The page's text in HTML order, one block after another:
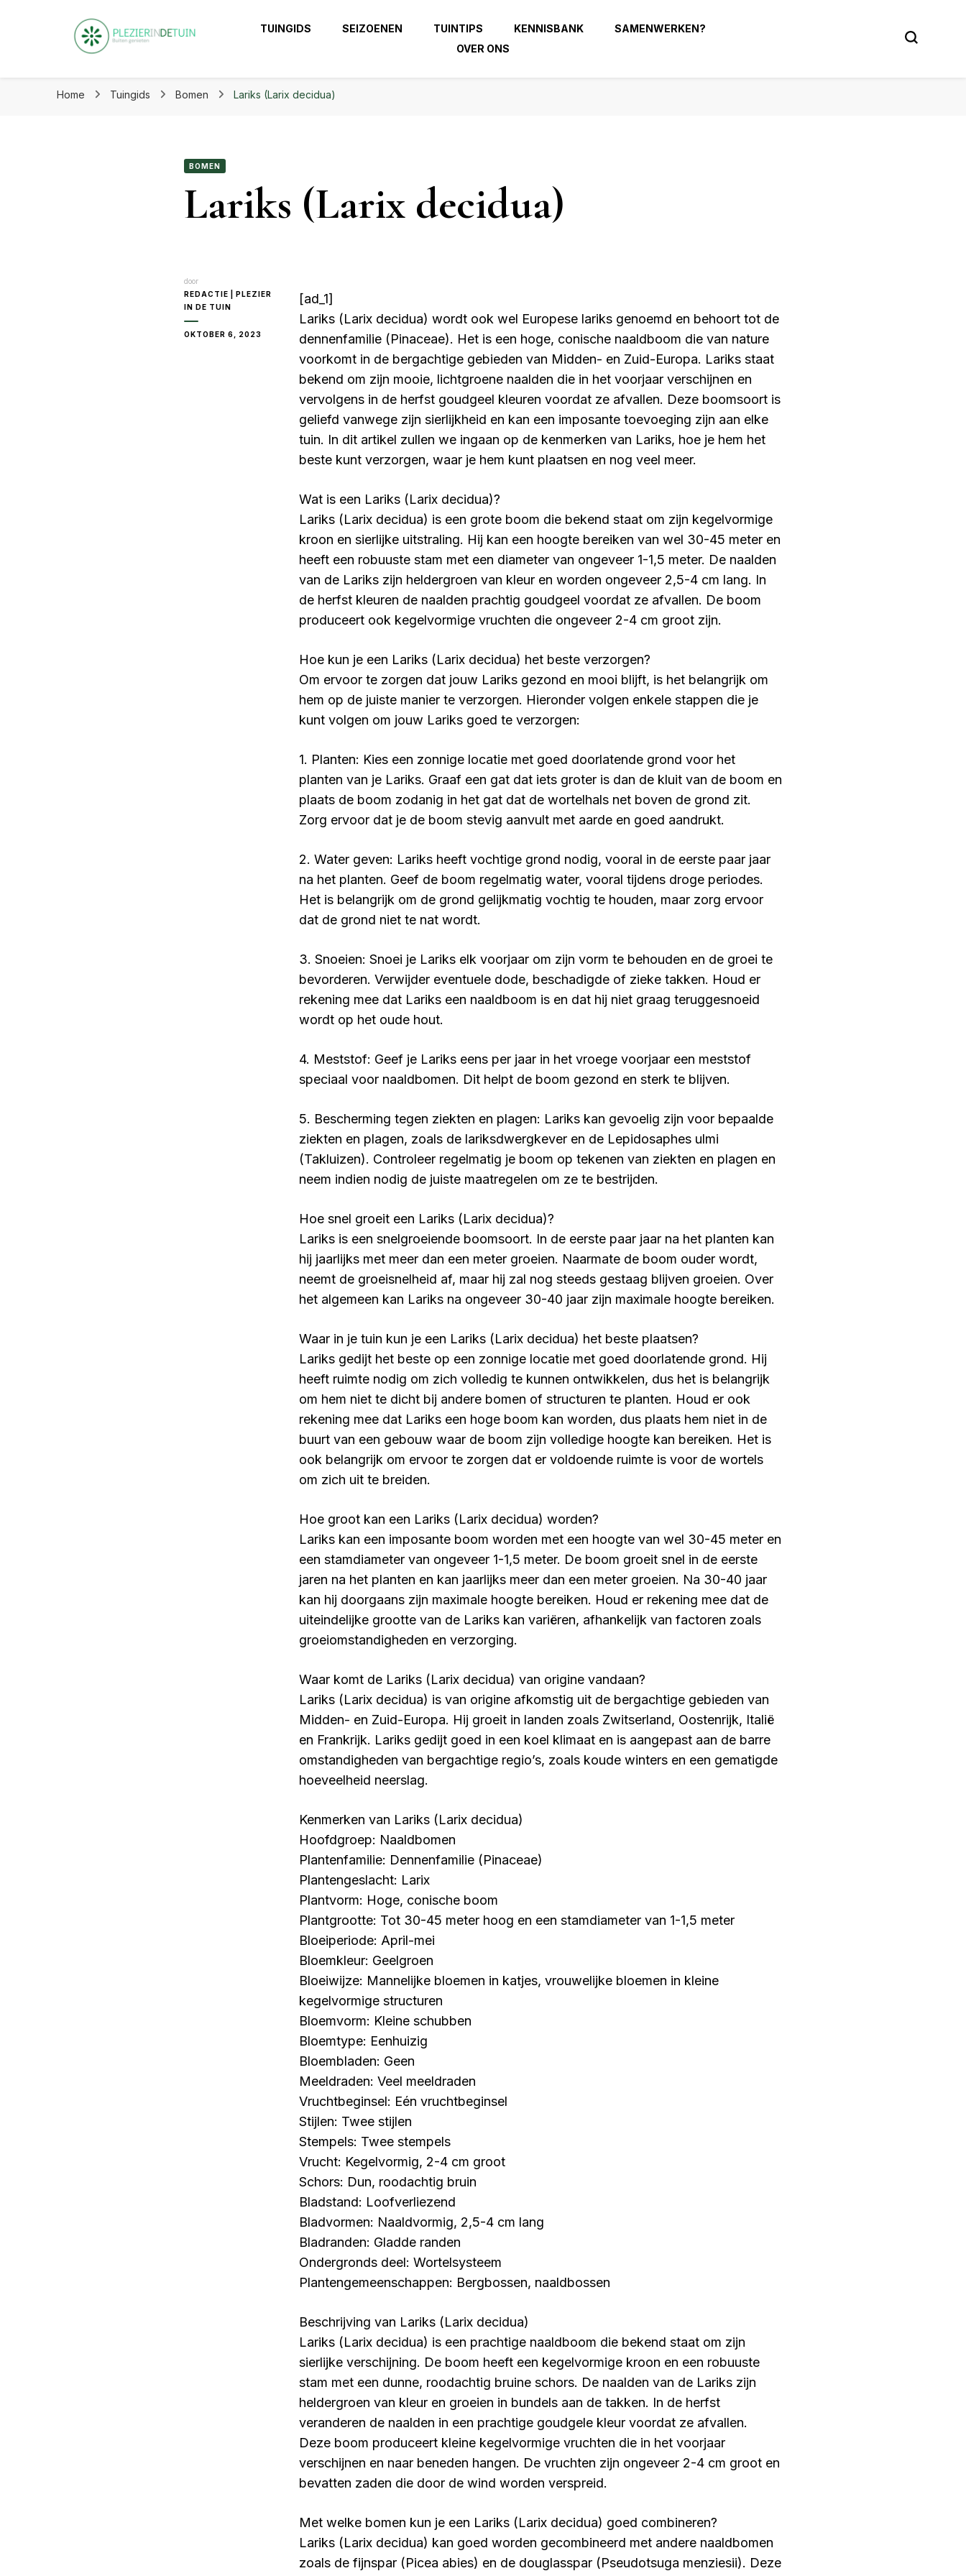
Plezier in de tuin | Haal het beste uit je tuin!
Plezier in de tuin | Haal het beste uit je tuin!
TUINGIDS SEIZOENEN TUINTIPS KENNISBANK
SAMENWERKEN?
OVER ONS
Home Tuingids Bomen Lariks (Larix decidua)
BOMEN
Lariks (Larix decidua)
door
REDACTIE | PLEZIER
IN DE TUIN
OKTOBER 6, 2023
[ad_1]
Lariks (Larix decidua) wordt ook wel Europese lariks genoemd en behoort tot de
dennenfamilie (Pinaceae). Het is een hoge, conische naaldboom die van nature
voorkomt in de bergachtige gebieden van Midden- en Zuid-Europa. Lariks staat
bekend om zijn mooie, lichtgroene naalden die in het voorjaar verschijnen en
vervolgens in de herfst goudgeel kleuren voordat ze afvallen. Deze boomsoort is
geliefd vanwege zijn sierlijkheid en kan een imposante toevoeging zijn aan elke
tuin. In dit artikel zullen we ingaan op de kenmerken van Lariks, hoe je hem het
beste kunt verzorgen, waar je hem kunt plaatsen en nog veel meer.
Wat is een Lariks (Larix decidua)?
Lariks (Larix decidua) is een grote boom die bekend staat om zijn kegelvormige
kroon en sierlijke uitstraling. Hij kan een hoogte bereiken van wel 30-45 meter en
heeft een robuuste stam met een diameter van ongeveer 1-1,5 meter. De naalden
van de Lariks zijn heldergroen van kleur en worden ongeveer 2,5-4 cm lang. In
de herfst kleuren de naalden prachtig goudgeel voordat ze afvallen. De boom
produceert ook kegelvormige vruchten die ongeveer 2-4 cm groot zijn.
Hoe kun je een Lariks (Larix decidua) het beste verzorgen?
Om ervoor te zorgen dat jouw Lariks gezond en mooi blijft, is het belangrijk om
hem op de juiste manier te verzorgen. Hieronder volgen enkele stappen die je
kunt volgen om jouw Lariks goed te verzorgen:
1. Planten: Kies een zonnige locatie met goed doorlatende grond voor het
planten van je Lariks. Graaf een gat dat iets groter is dan de kluit van de boom en
plaats de boom zodanig in het gat dat de wortelhals net boven de grond zit.
Zorg ervoor dat je de boom stevig aanvult met aarde en goed aandrukt.
2. Water geven: Lariks heeft vochtige grond nodig, vooral in de eerste paar jaar
na het planten. Geef de boom regelmatig water, vooral tijdens droge periodes.
Het is belangrijk om de grond gelijkmatig vochtig te houden, maar zorg ervoor
dat de grond niet te nat wordt.
3. Snoeien: Snoei je Lariks elk voorjaar om zijn vorm te behouden en de groei te
bevorderen. Verwijder eventuele dode, beschadigde of zieke takken. Houd er
rekening mee dat Lariks een naaldboom is en dat hij niet graag teruggesnoeid
wordt op het oude hout.
4. Meststof: Geef je Lariks eens per jaar in het vroege voorjaar een meststof
speciaal voor naaldbomen. Dit helpt de boom gezond en sterk te blijven.
5. Bescherming tegen ziekten en plagen: Lariks kan gevoelig zijn voor bepaalde
ziekten en plagen, zoals de lariksdwergkever en de Lepidosaphes ulmi
(Takluizen). Controleer regelmatig je boom op tekenen van ziekten en plagen en
neem indien nodig de juiste maatregelen om ze te bestrijden.
Hoe snel groeit een Lariks (Larix decidua)?
Lariks is een snelgroeiende boomsoort. In de eerste paar jaar na het planten kan
hij jaarlijks met meer dan een meter groeien. Naarmate de boom ouder wordt,
neemt de groeisnelheid af, maar hij zal nog steeds gestaag blijven groeien. Over
het algemeen kan Lariks na ongeveer 30-40 jaar zijn maximale hoogte bereiken.
Waar in je tuin kun je een Lariks (Larix decidua) het beste plaatsen?
Lariks gedijt het beste op een zonnige locatie met goed doorlatende grond. Hij
heeft ruimte nodig om zich volledig te kunnen ontwikkelen, dus het is belangrijk
om hem niet te dicht bij andere bomen of structuren te planten. Houd er ook
rekening mee dat Lariks een hoge boom kan worden, dus plaats hem niet in de
buurt van een gebouw waar de boom zijn volledige hoogte kan bereiken. Het is
ook belangrijk om ervoor te zorgen dat er voldoende ruimte is voor de wortels
om zich uit te breiden.
Hoe groot kan een Lariks (Larix decidua) worden?
Lariks kan een imposante boom worden met een hoogte van wel 30-45 meter en
een stamdiameter van ongeveer 1-1,5 meter. De boom groeit snel in de eerste
jaren na het planten en kan jaarlijks meer dan een meter groeien. Na 30-40 jaar
kan hij doorgaans zijn maximale hoogte bereiken. Houd er rekening mee dat de
uiteindelijke grootte van de Lariks kan variëren, afhankelijk van factoren zoals
groeiomstandigheden en verzorging.
Waar komt de Lariks (Larix decidua) van origine vandaan?
Lariks (Larix decidua) is van origine afkomstig uit de bergachtige gebieden van
Midden- en Zuid-Europa. Hij groeit in landen zoals Zwitserland, Oostenrijk, Italië
en Frankrijk. Lariks gedijt goed in een koel klimaat en is aangepast aan de barre
omstandigheden van bergachtige regio’s, zoals koude winters en een gematigde
hoeveelheid neerslag.
Kenmerken van Lariks (Larix decidua)
Hoofdgroep: Naaldbomen
Plantenfamilie: Dennenfamilie (Pinaceae)
Plantengeslacht: Larix
Plantvorm: Hoge, conische boom
Plantgrootte: Tot 30-45 meter hoog en een stamdiameter van 1-1,5 meter
Bloeiperiode: April-mei
Bloemkleur: Geelgroen
Bloeiwijze: Mannelijke bloemen in katjes, vrouwelijke bloemen in kleine
kegelvormige structuren
Bloemvorm: Kleine schubben
Bloemtype: Eenhuizig
Bloembladen: Geen
Meeldraden: Veel meeldraden
Vruchtbeginsel: Eén vruchtbeginsel
Stijlen: Twee stijlen
Stempels: Twee stempels
Vrucht: Kegelvormig, 2-4 cm groot
Schors: Dun, roodachtig bruin
Bladstand: Loofverliezend
Bladvormen: Naaldvormig, 2,5-4 cm lang
Bladranden: Gladde randen
Ondergronds deel: Wortelsysteem
Plantengemeenschappen: Bergbossen, naaldbossen
Beschrijving van Lariks (Larix decidua)
Lariks (Larix decidua) is een prachtige naaldboom die bekend staat om zijn
sierlijke verschijning. De boom heeft een kegelvormige kroon en een robuuste
stam met een dunne, roodachtig bruine schors. De naalden van de Lariks zijn
heldergroen van kleur en groeien in bundels aan de takken. In de herfst
veranderen de naalden in een prachtige goudgele kleur voordat ze afvallen.
Deze boom produceert kleine kegelvormige vruchten die in het voorjaar
verschijnen en naar beneden hangen. De vruchten zijn ongeveer 2-4 cm groot en
bevatten zaden die door de wind worden verspreid.
Met welke bomen kun je een Lariks (Larix decidua) goed combineren?
Lariks (Larix decidua) kan goed worden gecombineerd met andere naaldbomen
zoals de fijnspar (Picea abies) en de douglasspar (Pseudotsuga menziesii). Deze